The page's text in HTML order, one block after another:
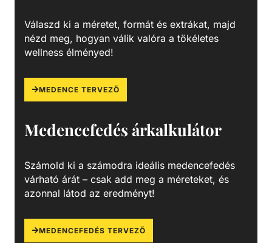
Válaszd ki a méretet, formát és extrákat, majd
nézd meg, hogyan válik valóra a tökéletes
wellness élményed!
MEDENCE TERVEZŐ
Medencefedés árkalkulátor
Számold ki a számodra ideális medencefedés
várható árát – csak add meg a méreteket, és
azonnal látod az eredményt!
MEDENCEFEDÉS TERVEZŐ